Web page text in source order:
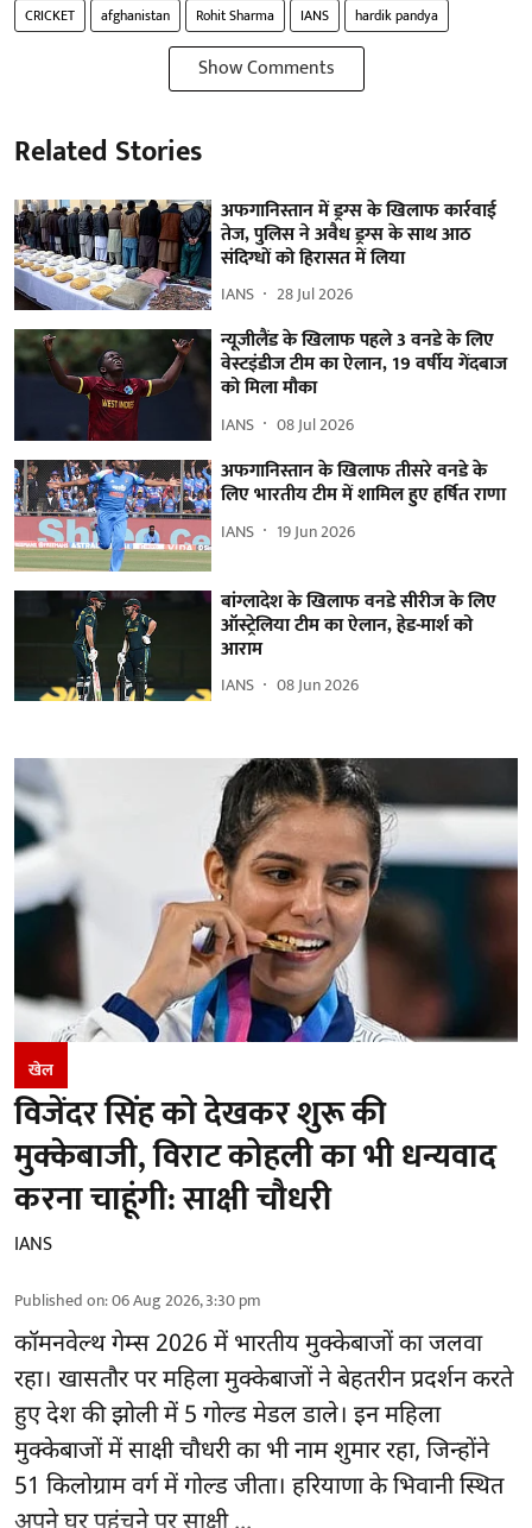
CRICKET afghanistan Rohit Sharma IANS hardik pandya
Show Comments
Related Stories
अफगानिस्तान में ड्रग्स के खिलाफ कार्रवाई
तेज, पुलिस ने अवैध ड्रग्स के साथ आठ
संदिग्धों को हिरासत में लिया
IANS 28 Jul 2026
न्यूजीलैंड के खिलाफ पहले 3 वनडे के लिए
वेस्टइंडीज टीम का ऐलान, 19 वर्षीय गेंदबाज
को मिला मौका
IANS 08 Jul 2026
अफगानिस्तान के खिलाफ तीसरे वनडे के
लिए भारतीय टीम में शामिल हुए हर्षित राणा
IANS 19 Jun 2026
बांग्लादेश के खिलाफ वनडे सीरीज के लिए
ऑस्ट्रेलिया टीम का ऐलान, हेड-मार्श को
आराम
IANS 08 Jun 2026
खेल
विजेंदर सिंह को देखकर शुरू की
मुक्केबाजी, विराट कोहली का भी धन्यवाद
करना चाहूंगी: साक्षी चौधरी
IANS
Published on:06 Aug 2026, 3:30 pm
कॉमनवेल्थ गेम्स 2026 में भारतीय मुक्केबाजों का जलवा
रहा। खासतौर पर महिला मुक्केबाजों ने बेहतरीन प्रदर्शन करते
हुए देश की झोली में 5 गोल्ड मेडल डाले। इन महिला
मुक्केबाजों में साक्षी चौधरी का भी नाम शुमार रहा, जिन्होंने
51 किलोग्राम वर्ग में गोल्ड जीता। हरियाणा के भिवानी स्थित